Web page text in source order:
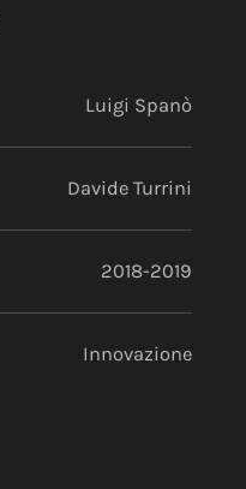
Luigi Spanò
Davide Turrini
2018-2019
Innovazione